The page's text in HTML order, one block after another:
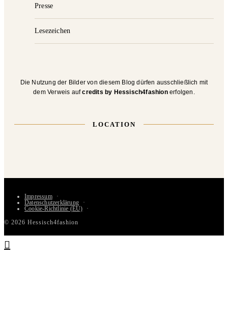
Presse
Lesezeichen
Die Nutzung der Bilder von diesem Blog dürfen ausschließlich mit
dem Verweis aufcredits by Hessisch4fashionerfolgen.
LOCATION
Impressum
Datenschutzerklärung
Cookie-Richtlinie (EU)
© 2026 Hessisch4fashion